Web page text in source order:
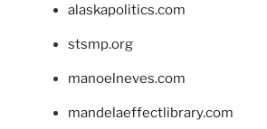
alaskapolitics.com
stsmp.org
manoelneves.com
mandelaeffectlibrary.com